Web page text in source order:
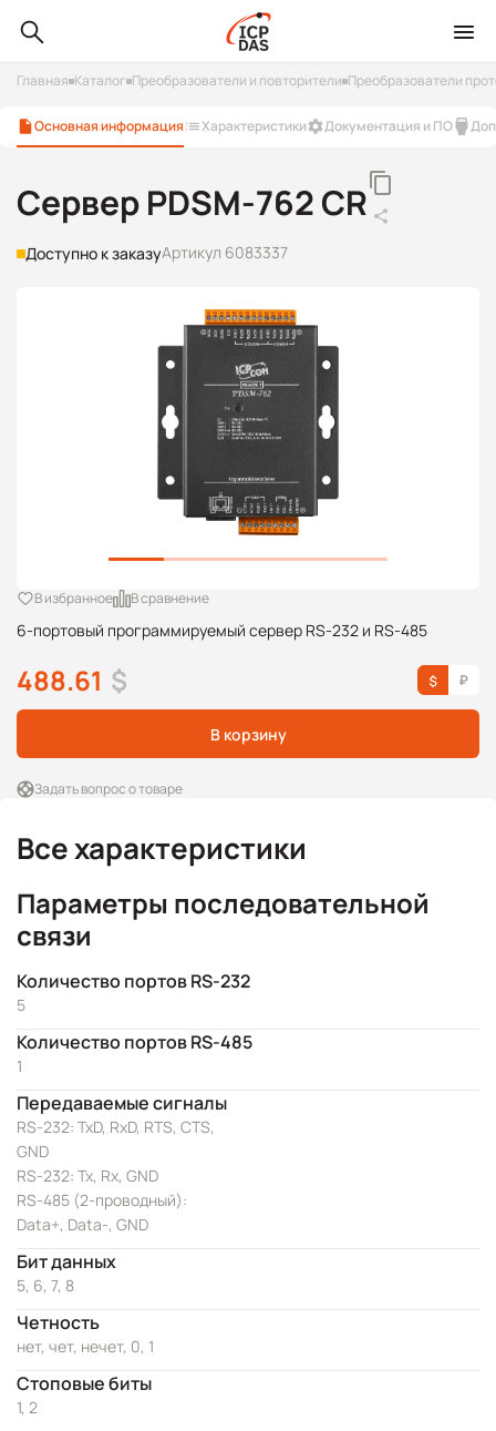
Главная Каталог Преобразователи и повторители Преобразователи
Основная информация Характеристики Документация и ПО
Сервер PDSM-762 CR
Доступно к заказуАртикул 6083337
6-портовый программируемый сервер RS-232 и RS-485
В избранное В сравнение
488.61 $
В корзину
Задать вопрос о товаре
Все характеристики
Параметры последовательной
связи
Количество портов RS-232
5
Количество портов RS-485
1
Передаваемые сигналы
RS-232: TxD, RxD, RTS, CTS,
GND
RS-232: Tx, Rx, GND
RS-485 (2-проводный):
Data+, Data-, GND
Бит данных
5, 6, 7, 8
Четность
нет, чет, нечет, 0, 1
Стоповые биты
1, 2